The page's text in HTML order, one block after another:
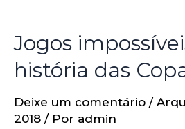
Jogos
história das
Deixe um comentário /
2018 / Por admin